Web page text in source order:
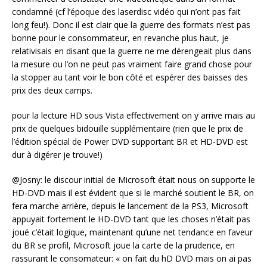
condamné (cf l’époque des laserdisc vidéo qui n’ont pas fait
long feu!). Donc il est clair que la guerre des formats n’est pas
bonne pour le consommateur, en revanche plus haut, je
relativisais en disant que la guerre ne me dérengeait plus dans
la mesure ou l’on ne peut pas vraiment faire grand chose pour
la stopper au tant voir le bon côté et espérer des baisses des
prix des deux camps.
pour la lecture HD sous Vista effectivement on y arrive mais au
prix de quelques bidouille supplémentaire (rien que le prix de
l’édition spécial de Power DVD supportant BR et HD-DVD est
dur à digérer je trouve!)
@Josny: le discour initial de Microsoft était nous on supporte le
HD-DVD mais il est évident que si le marché soutient le BR, on
fera marche arrière, depuis le lancement de la PS3, Microsoft
appuyait fortement le HD-DVD tant que les choses n’était pas
joué c’était logique, maintenant qu’une net tendance en faveur
du BR se profil, Microsoft joue la carte de la prudence, en
rassurant le consomateur: « on fait du hD DVD mais on ai pas